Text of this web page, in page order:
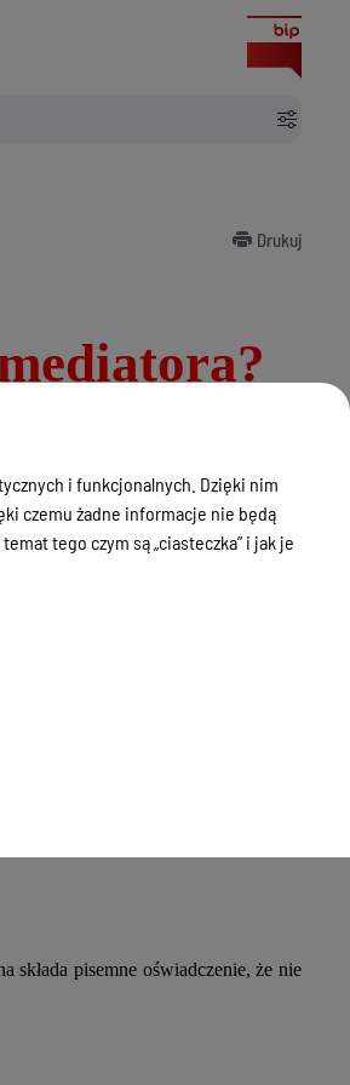
Drukuj
twój problem;
pełnomocnika z urzędu,
składa pisemne oświadczenie, że nie
i funkcjonalnych. Dzięki nim
czemu żadne informacje nie będą
tego czym są „ciasteczka” i jak je